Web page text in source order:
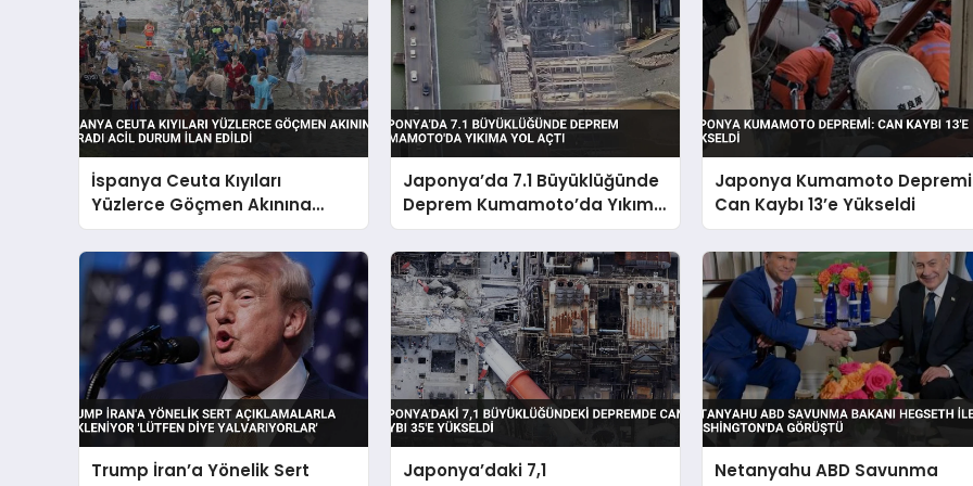
İspanya Ceuta Kıyıları
Yüzlerce Göçmen Akınına
Uğradı Acil Durum İlan Edildi
Japonya’da 7.1 Büyüklüğünde
Deprem Kumamoto’da Yıkıma
Yol Açtı
Japonya Kumamoto
Can Kaybı 13’e Yükseldi
Trump İran’a Yönelik Sert
Japonya’daki 7,1
Netanyahu ABD Savunma